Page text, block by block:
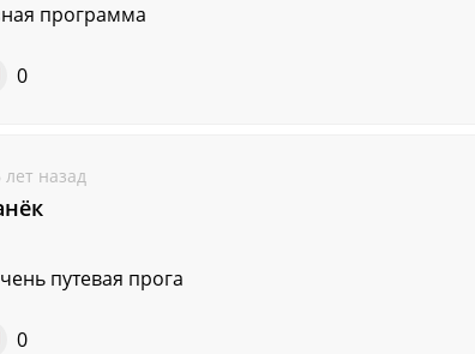
программа
0
лет назад
путевая прога
0